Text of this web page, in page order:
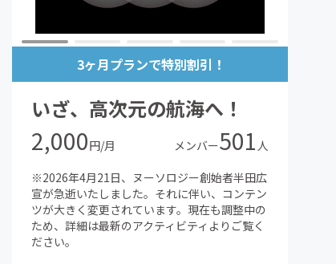
3ヶ月プランで特別割引！
いざ、高次元の航海へ！
2,000円/月 メンバー501 人
※2026年4月21日、ヌーソロジー創始者半田広
宣が急逝いたしました。それに伴い、コンテン
ツが大きく変更されています。現在も調整中の
ため、詳細は最新のアクティビティよりご覧く
ださい。